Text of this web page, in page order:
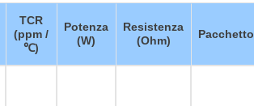
TCR
(ppm /
℃)
Potenza
(W)
Resistenza
(Ohm)
Pacchetto